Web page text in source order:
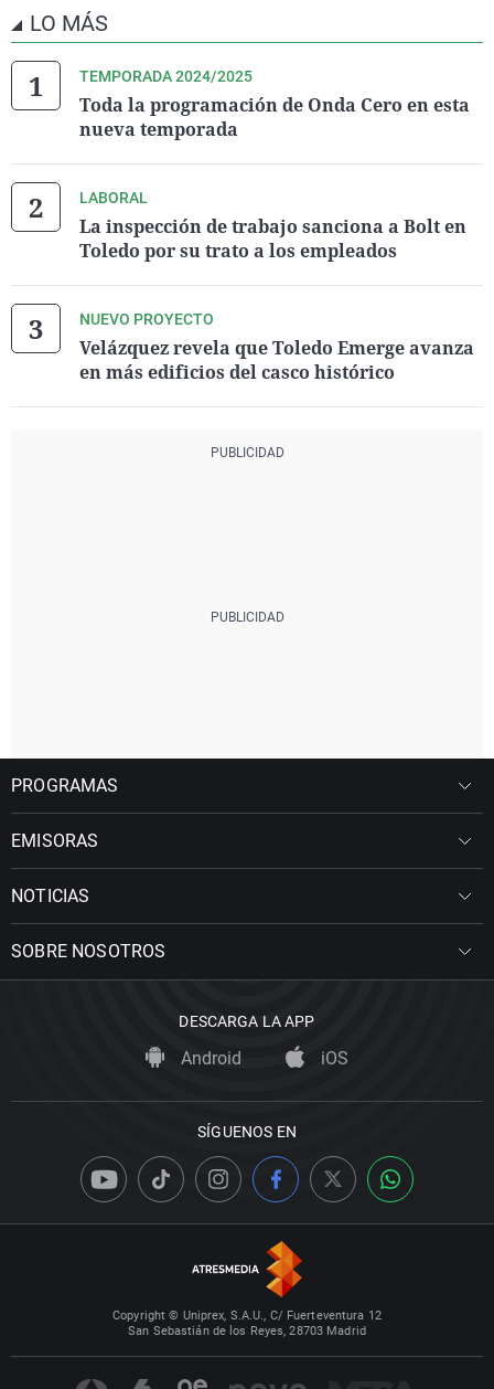
LO MÁS
TEMPORADA 2024/2025
Toda la programación de Onda Cero en esta
nueva temporada
LABORAL
La inspección de trabajo sanciona a Bolt en
Toledo por su trato a los empleados
NUEVO PROYECTO
Velázquez revela que Toledo Emerge avanza
en más edificios del casco histórico
PROGRAMAS
EMISORAS
NOTICIAS
SOBRE NOSOTROS
DESCARGA LA APP
Android iOS
SÍGUENOS EN
Copyright © Uniprex, S.A.U., C/ Fuerteventura 12
San Sebastián de los Reyes, 28703 Madrid